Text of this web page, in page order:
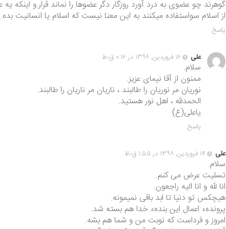
گوهرند چو عضوی به درد آورد روزگار دگر عضوها را نماند قرار.و اینکه یه
از اسلام سواستفاده میکنند به این معنا نیست که اسلام یا انسانیت بده.
پاسخ
علی ۱۶ فروردین, ۱۳۹۸ در ۰:۱۶ ق٫ظ
سلام.
ممنون از آقا نیمای عزیز.
نوریان مر نوریان را طالبند ، ناریان مر ناریان را طالبند.
الحمدلله ، اهل نور هستید.
یاعلی(ع)
پاسخ
علی ۱۴ فروردین, ۱۳۹۸ در ۱:۵۵ ق٫ظ
سلام.
تسلیت عرض می کنم.
انا لله و انا الیه راجعون.
هیچکس تو دنیا تا ابد باقی نمیمونه.
پروندهء اعمال این بندهء خدا هم بسته شد.
امروز و فرداست که نوبت من و شما هم بشه.